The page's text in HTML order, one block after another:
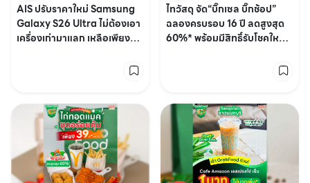
AIS ปรับราคาใหม่ Samsung
Galaxy S26 Ultra ไม่ต้องเอา
เครื่องเก่ามาแลก เหลือเพียง
ไทวัสดุ จัด“บิ๊กเซล บิ๊กช้อป”
ฉลองครบรอบ 16 ปี ลดสูงสุด
60%* พร้อมมีสิทธิ์รับโชคใหญ่